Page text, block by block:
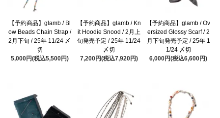
【予約商品】glamb / Bl
ow Beads Chain Strap /
2月下旬 / 25年 11/24 〆
切
5,000円(税込5,500円)
【予約商品】glamb / Kn
it Hoodie Snood / 2月上
旬発売予定 / 25年 11/24
〆切
7,200円(税込7,920円)
【予約商品】glamb / Ov
ersized Glossy Scarf / 2
月下旬発売予定 / 25年 1
1/24 〆切
6,000円(税込6,600円)